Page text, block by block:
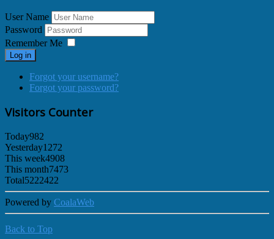
User Name
Password
Remember Me
Log in
Forgot your username?
Forgot your password?
Visitors Counter
Today982
Yesterday1272
This week4908
This month7473
Total5222422
Powered by CoalaWeb
Back to Top